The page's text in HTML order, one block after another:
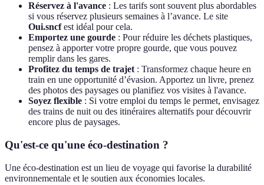
Réservez à l'avance : Les tarifs sont souvent plus abordables
si vous réservez plusieurs semaines à l’avance. Le site
Oui.sncfest idéal pour cela.
Emportez une gourde : Pour réduire les déchets plastiques,
pensez à apporter votre propre gourde, que vous pouvez
remplir dans les gares.
Profitez du temps de trajet : Transformez chaque heure en
train en une opportunité d’évasion. Apportez un livre, prenez
des photos des paysages ou planifiez vos visites à l'avance.
Soyez flexible : Si votre emploi du temps le permet, envisagez
des trains de nuit ou des itinéraires alternatifs pour découvrir
encore plus de paysages.
Qu'est-ce qu'une éco-destination ?
Une éco-destination est un lieu de voyage qui favorise la durabilité
environnementale et le soutien aux économies locales.